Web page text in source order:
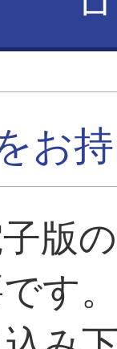
お
版
す